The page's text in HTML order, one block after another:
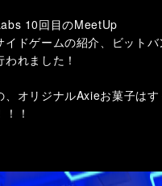
10回目のMeetUp
イドゲームの紹介、ビット
れました！
、オリジナルAxieお菓子はす
！